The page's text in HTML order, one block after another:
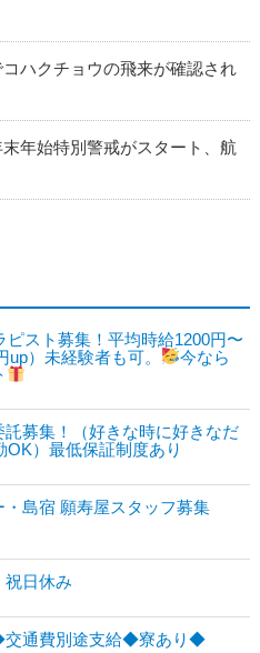
ハクチョウの飛来が確認され
年始特別警戒がスタート、航
ピスト募集！平均時給1200円〜
up）未経験者も可。
今なら
募集！（好きな時に好きなだ
OK）最低保証制度あり
島宿 願寿屋スタッフ募集
祝日休み
通費別途支給◆寮あり◆